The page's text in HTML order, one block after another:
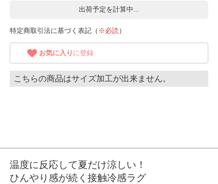
出荷予定を計算中...
特定商取引法に基づく表記（ ※必読）
お気に入り に登録
こちらの商品はサイズ加工が出来ません。
温度に反応して夏だけ涼しい！
ひんやり感が続く接触冷感ラグ